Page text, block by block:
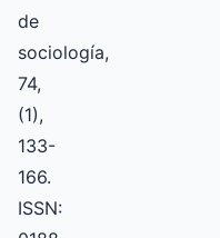
de
sociología,
74,
(1),
133-
166.
ISSN: